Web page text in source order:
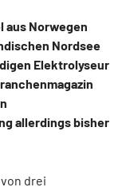
aus Norwegen
Nordsee
Elektrolyseur
allerdings bisher
drei